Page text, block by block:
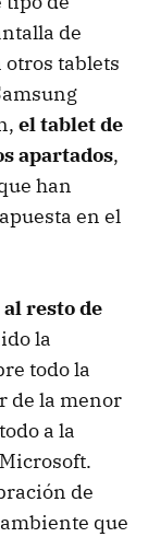
de
otros tablets
el tablet de
apartados,
han
en el
resto de
la
todo la
de la menor
a la
de
que